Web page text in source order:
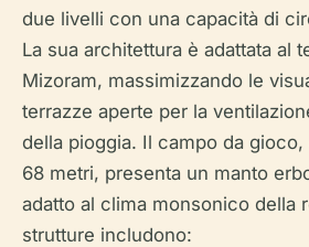
due livelli con una capacità di
La sua architettura è adattata al
Mizoram, massimizzando le
terrazze aperte per la
della pioggia. Il campo da
68 metri, presenta un manto
adatto al clima monsonico della
strutture includono: